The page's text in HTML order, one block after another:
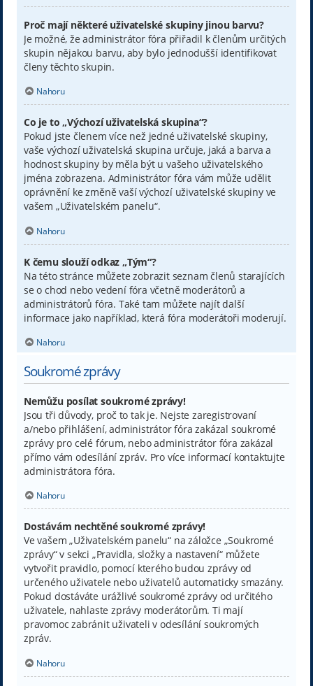
Proč mají některé uživatelské skupiny jinou barvu?
Je možné, že administrátor fóra přiřadil k členům určitých
skupin nějakou barvu, aby bylo jednodušší identifikovat
členy těchto skupin.
Nahoru
Co je to „Výchozí uživatelská skupina“?
Pokud jste členem více než jedné uživatelské skupiny,
vaše výchozí uživatelská skupina určuje, jaká a barva a
hodnost skupiny by měla být u vašeho uživatelského
jména zobrazena. Administrátor fóra vám může udělit
oprávnění ke změně vaší výchozí uživatelské skupiny ve
vašem „Uživatelském panelu“.
Nahoru
K čemu slouží odkaz „Tým“?
Na této stránce můžete zobrazit seznam členů starajících
se o chod nebo vedení fóra včetně moderátorů a
administrátorů fóra. Také tam můžete najít další
informace jako například, která fóra moderátoři moderují.
Nahoru
Soukromé zprávy
Nemůžu posílat soukromé zprávy!
Jsou tři důvody, proč to tak je. Nejste zaregistrovaní
a/nebo přihlášení, administrátor fóra zakázal soukromé
zprávy pro celé fórum, nebo administrátor fóra zakázal
přímo vám odesílání zpráv. Pro více informací kontaktujte
administrátora fóra.
Nahoru
Dostávám nechtěné soukromé zprávy!
Ve vašem „Uživatelském panelu“ na záložce „Soukromé
zprávy“ v sekci „Pravidla, složky a nastavení“ můžete
vytvořit pravidlo, pomocí kterého budou zprávy od
určeného uživatele nebo uživatelů automaticky smazány.
Pokud dostáváte urážlivé soukromé zprávy od určitého
uživatele, nahlaste zprávy moderátorům. Ti mají
pravomoc zabránit uživateli v odesílání soukromých
zpráv.
Nahoru